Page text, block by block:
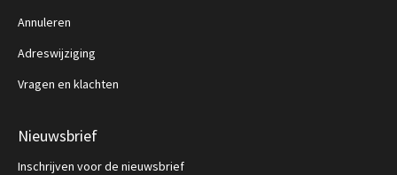
Annuleren
Adreswijziging
Vragen en klachten
Nieuwsbrief
Inschrijven voor de nieuwsbrief